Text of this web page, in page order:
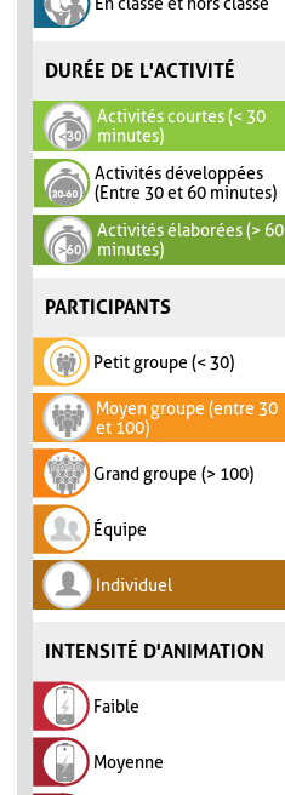
En classe et hors classe
DURÉE DE L'ACTIVITÉ
Activités courtes (< 30
minutes)
Activités développées
(Entre 30 et 60 minutes)
Activités élaborées (> 60
minutes)
PARTICIPANTS
Petit groupe (< 30)
Moyen groupe (entre 30
et 100)
Grand groupe (> 100)
Équipe
Individuel
INTENSITÉ D'ANIMATION
Faible
Moyenne